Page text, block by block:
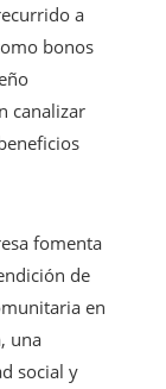
a
bonos
canalizar
fomenta
de
en
una
social y